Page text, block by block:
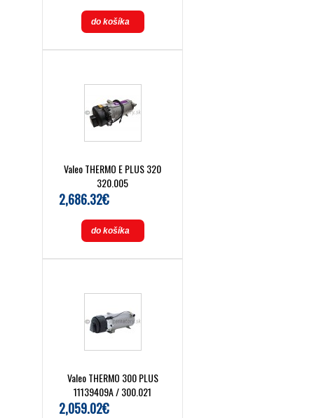
do košíka
Valeo THERMO E PLUS 320
320.005
2,686.32€
do košíka
Valeo THERMO 300 PLUS
11139409A / 300.021
2,059.02€